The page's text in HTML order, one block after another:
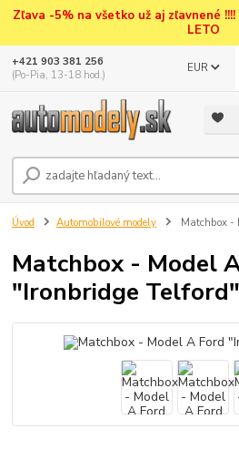
Zľava -5% na všetko už aj zľavnené
LETO
EUR
+421 903 381 256
(Po-Pia, 13-18 hod.)
Úvod Automobilové modely Matchbox -
Matchbox - Model
"Ironbridge Telford"